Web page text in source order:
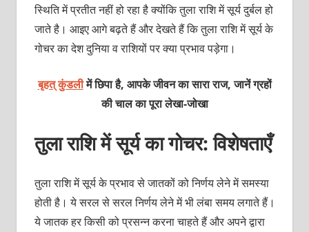
स्थिति में प्रतीत नहीं हो रहा है क्योंकि तुला राशि में सूर्य दुर्बल हो
जाते है। आइए आगे बढ़ते हैं और देखते हैं कि तुला राशि में सूर्य के
गोचर का देश दुनिया व राशियों पर क्या प्रभाव पड़ेगा।
बृहत् कुंडलीमें छिपा है, आपके जीवन का सारा राज, जानें ग्रहों
की चाल का पूरालेखा-जोखा
तुला राशि में सूर्य का गोचर: विशेषताएँ
तुला राशि में सूर्य के प्रभाव से जातकों को निर्णय लेने में समस्या
होती है। ये सरल से सरल निर्णय लेने में भी लंबा समय लगाते हैं।
ये जातक हर किसी को प्रसन्न करना चाहते हैं और अपने द्वारा